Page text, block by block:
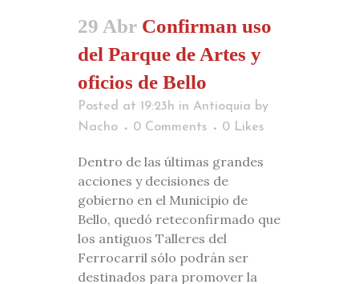
29 Abr Confirman uso
del Parque de Artes y
oficios de Bello
Posted at 19:23h in Antioquia by
Nacho
0 Comments 0 Likes
Dentro de las últimas grandes
acciones y decisiones de
gobierno en el Municipio de
Bello, quedó reteconfirmado que
los antiguos Talleres del
Ferrocarril sólo podrán ser
destinados para promover la